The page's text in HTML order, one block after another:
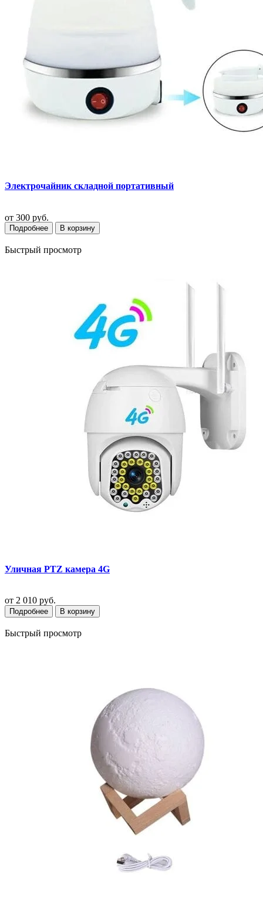
Электрочайник складной портативный
от 300 руб.
Подробнее В корзину
Быстрый просмотр
Уличная PTZ камера 4G
от 2 010 руб.
Подробнее В корзину
Быстрый просмотр